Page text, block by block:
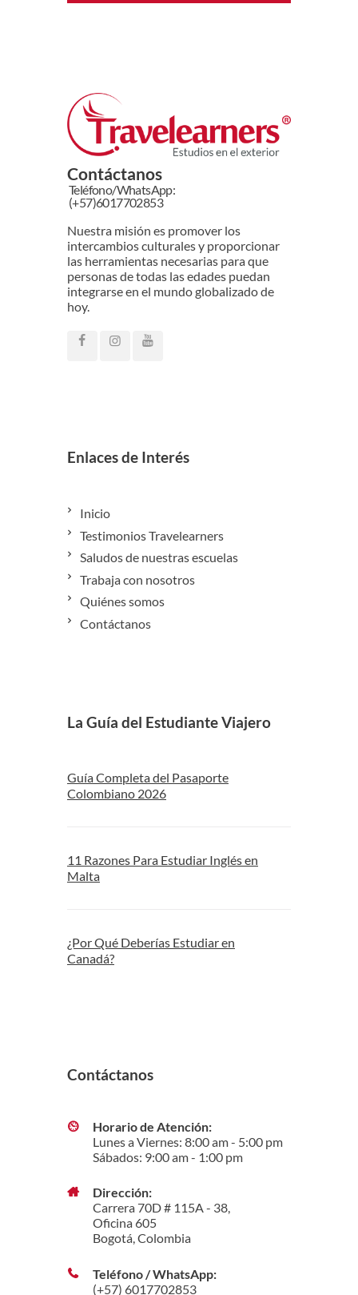
Contáctanos
Teléfono/WhatsApp:
(+57)6017702853
Nuestra misión es promover los
intercambios culturales y proporcionar
las herramientas necesarias para que
personas de todas las edades puedan
integrarse en el mundo globalizado de
hoy.
Enlaces de Interés
Inicio
Testimonios Travelearners
Saludos de nuestras escuelas
Trabaja con nosotros
Quiénes somos
Contáctanos
La Guía del Estudiante Viajero
Guía Completa del Pasaporte
Colombiano 2026
11 Razones Para Estudiar Inglés en
Malta
¿Por Qué Deberías Estudiar en
Canadá?
Contáctanos
Horario de Atención:
Lunes a Viernes: 8:00 am - 5:00 pm
Sábados: 9:00 am - 1:00 pm
Dirección:
Carrera 70D # 115A - 38,
Oficina 605
Bogotá, Colombia
Teléfono / WhatsApp:
(+57) 6017702853